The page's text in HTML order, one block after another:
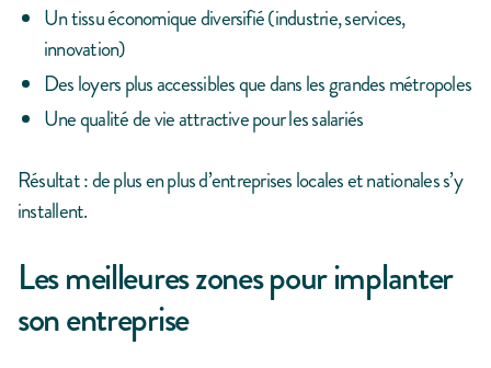
Un tissu économique diversifié (industrie, services,
innovation)
Des loyers plus accessibles que dans les grandes métropoles
Une qualité de vie attractive pour les salariés
Résultat : de plus en plus d’entreprises locales et nationales s’y
installent.
Les meilleures zones pour implanter
son entreprise